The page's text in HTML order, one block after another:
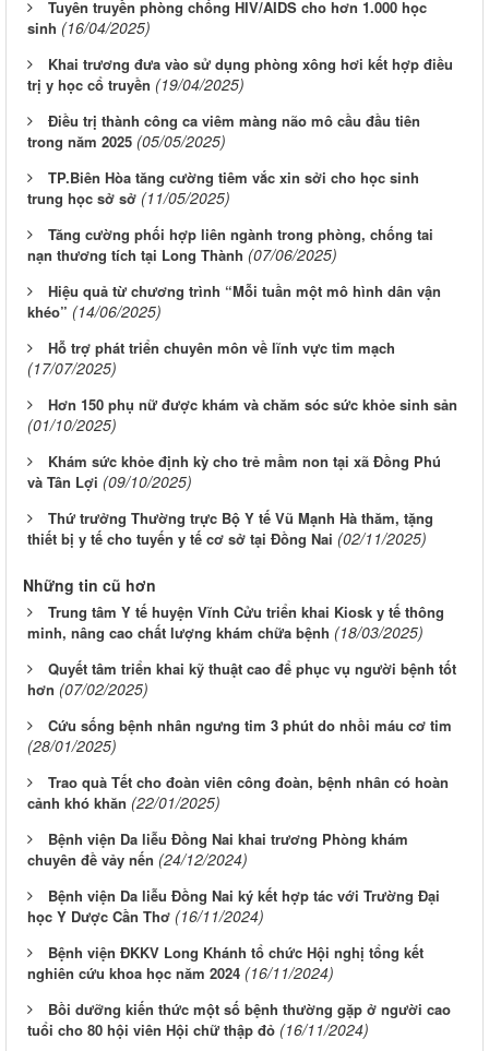
Tuyên truyền phòng chống HIV/AIDS cho hơn 1.000 học
sinh (16/04/2025)
Khai trương đưa vào sử dụng phòng xông hơi kết hợp điều
trị y học cổ truyền (19/04/2025)
Điều trị thành công ca viêm màng não mô cầu đầu tiên
trong năm 2025 (05/05/2025)
TP.Biên Hòa tăng cường tiêm vắc xin sởi cho học sinh
trung học sở sở (11/05/2025)
Tăng cường phối hợp liên ngành trong phòng, chống tai
nạn thương tích tại Long Thành (07/06/2025)
Hiệu quả từ chương trình “Mỗi tuần một mô hình dân vận
khéo” (14/06/2025)
Hỗ trợ phát triển chuyên môn về lĩnh vực tim mạch
(17/07/2025)
Hơn 150 phụ nữ được khám và chăm sóc sức khỏe sinh sản
(01/10/2025)
Khám sức khỏe định kỳ cho trẻ mầm non tại xã Đồng Phú
và Tân Lợi (09/10/2025)
Thứ trưởng Thường trực Bộ Y tế Vũ Mạnh Hà thăm, tặng
thiết bị y tế cho tuyến y tế cơ sở tại Đồng Nai (02/11/2025)
Những tin cũ hơn
Trung tâm Y tế huyện Vĩnh Cửu triển khai Kiosk y tế thông
minh, nâng cao chất lượng khám chữa bệnh (18/03/2025)
Quyết tâm triển khai kỹ thuật cao để phục vụ người bệnh tốt
hơn (07/02/2025)
Cứu sống bệnh nhân ngưng tim 3 phút do nhồi máu cơ tim
(28/01/2025)
Trao quà Tết cho đoàn viên công đoàn, bệnh nhân có hoàn
cảnh khó khăn (22/01/2025)
Bệnh viện Da liễu Đồng Nai khai trương Phòng khám
chuyên đề vảy nến (24/12/2024)
Bệnh viện Da liễu Đồng Nai ký kết hợp tác với Trường Đại
học Y Dược Cần Thơ (16/11/2024)
Bệnh viện ĐKKV Long Khánh tổ chức Hội nghị tổng kết
nghiên cứu khoa học năm 2024 (16/11/2024)
Bồi dưỡng kiến thức một số bệnh thường gặp ở người cao
tuổi cho 80 hội viên Hội chữ thập đỏ (16/11/2024)